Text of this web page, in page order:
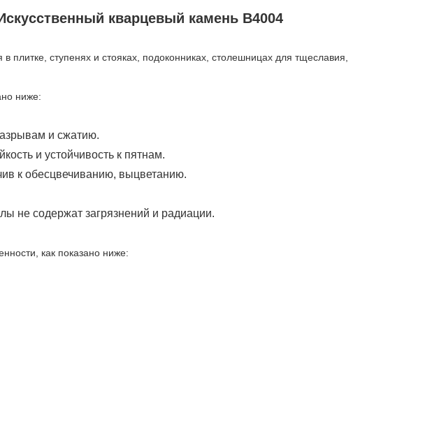
кварцевый камень B4004
плитке, ступенях и стояках, подоконниках, столешницах для тщеславия,
ниже:
и сжатию.
и устойчивость к пятнам.
к обесцвечиванию, выцветанию.
не содержат загрязнений и радиации.
как показано ниже: